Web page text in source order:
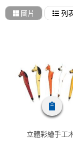
圖片 列
立體彩繪手工